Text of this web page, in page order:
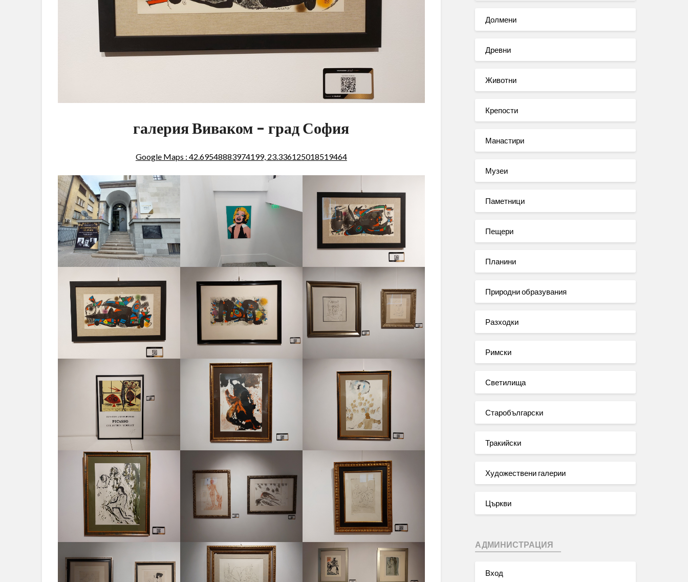
галерия Виваком – град София
Google Maps : 42.69548883974199, 23.336125018519464
Долмени
Древни
Животни
Крепости
Манастири
Музеи
Паметници
Пещери
Планини
Природни образувания
Разходки
Римски
Светилища
Старобългарски
Тракийски
Художествени галерии
Църкви
АДМИНИСТРАЦИЯ
Вход